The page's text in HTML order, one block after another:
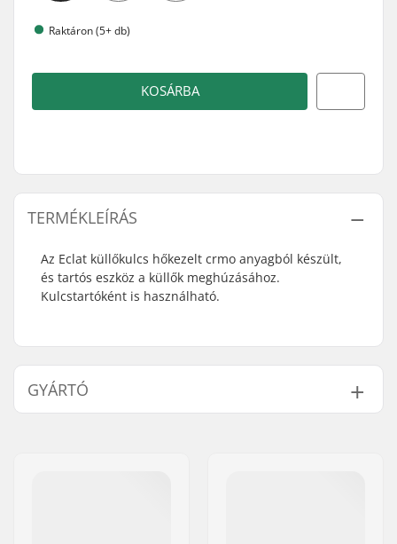
Raktáron (5+ db)
KOSÁRBA
TERMÉKLEÍRÁS
Az Eclat küllőkulcs hőkezelt crmo anyagból készült,
és tartós eszköz a küllők meghúzásához.
Kulcstartóként is használható.
GYÁRTÓ